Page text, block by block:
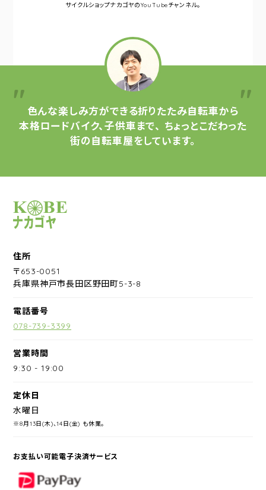
サイクルショップナカゴヤのYouTubeチャンネル。
色んな楽しみ方ができる折りたたみ自転車から
本格ロードバイク、子供車まで、 ちょっとこだわった
街の自転車屋をしています。
サイクルショップナカゴヤ
住所
〒653-0051
兵庫県神戸市長田区野田町5-3-8
電話番号
078-739-3399
営業時間
9:30 -19:00
定休日
水曜日
※8月13日(木)、14日(金) も休業。
お支払い可能電子決済サービス
PayPay